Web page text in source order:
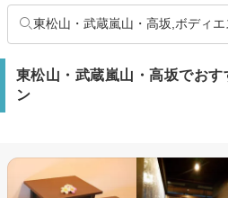
東松山・武蔵嵐山・高坂,ボディエ
東松山・武蔵嵐山・高坂でお
ン